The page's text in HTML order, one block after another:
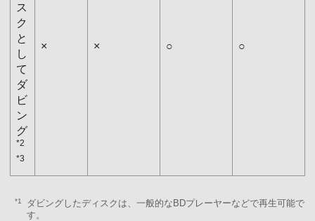
ス
ク
と
し
て
ダ
ビ
ン
グ
*2
*3
× × ○ ○
*1
ダビングしたディスクは、一般的なBDプレーヤーなどで再生可能で
す。